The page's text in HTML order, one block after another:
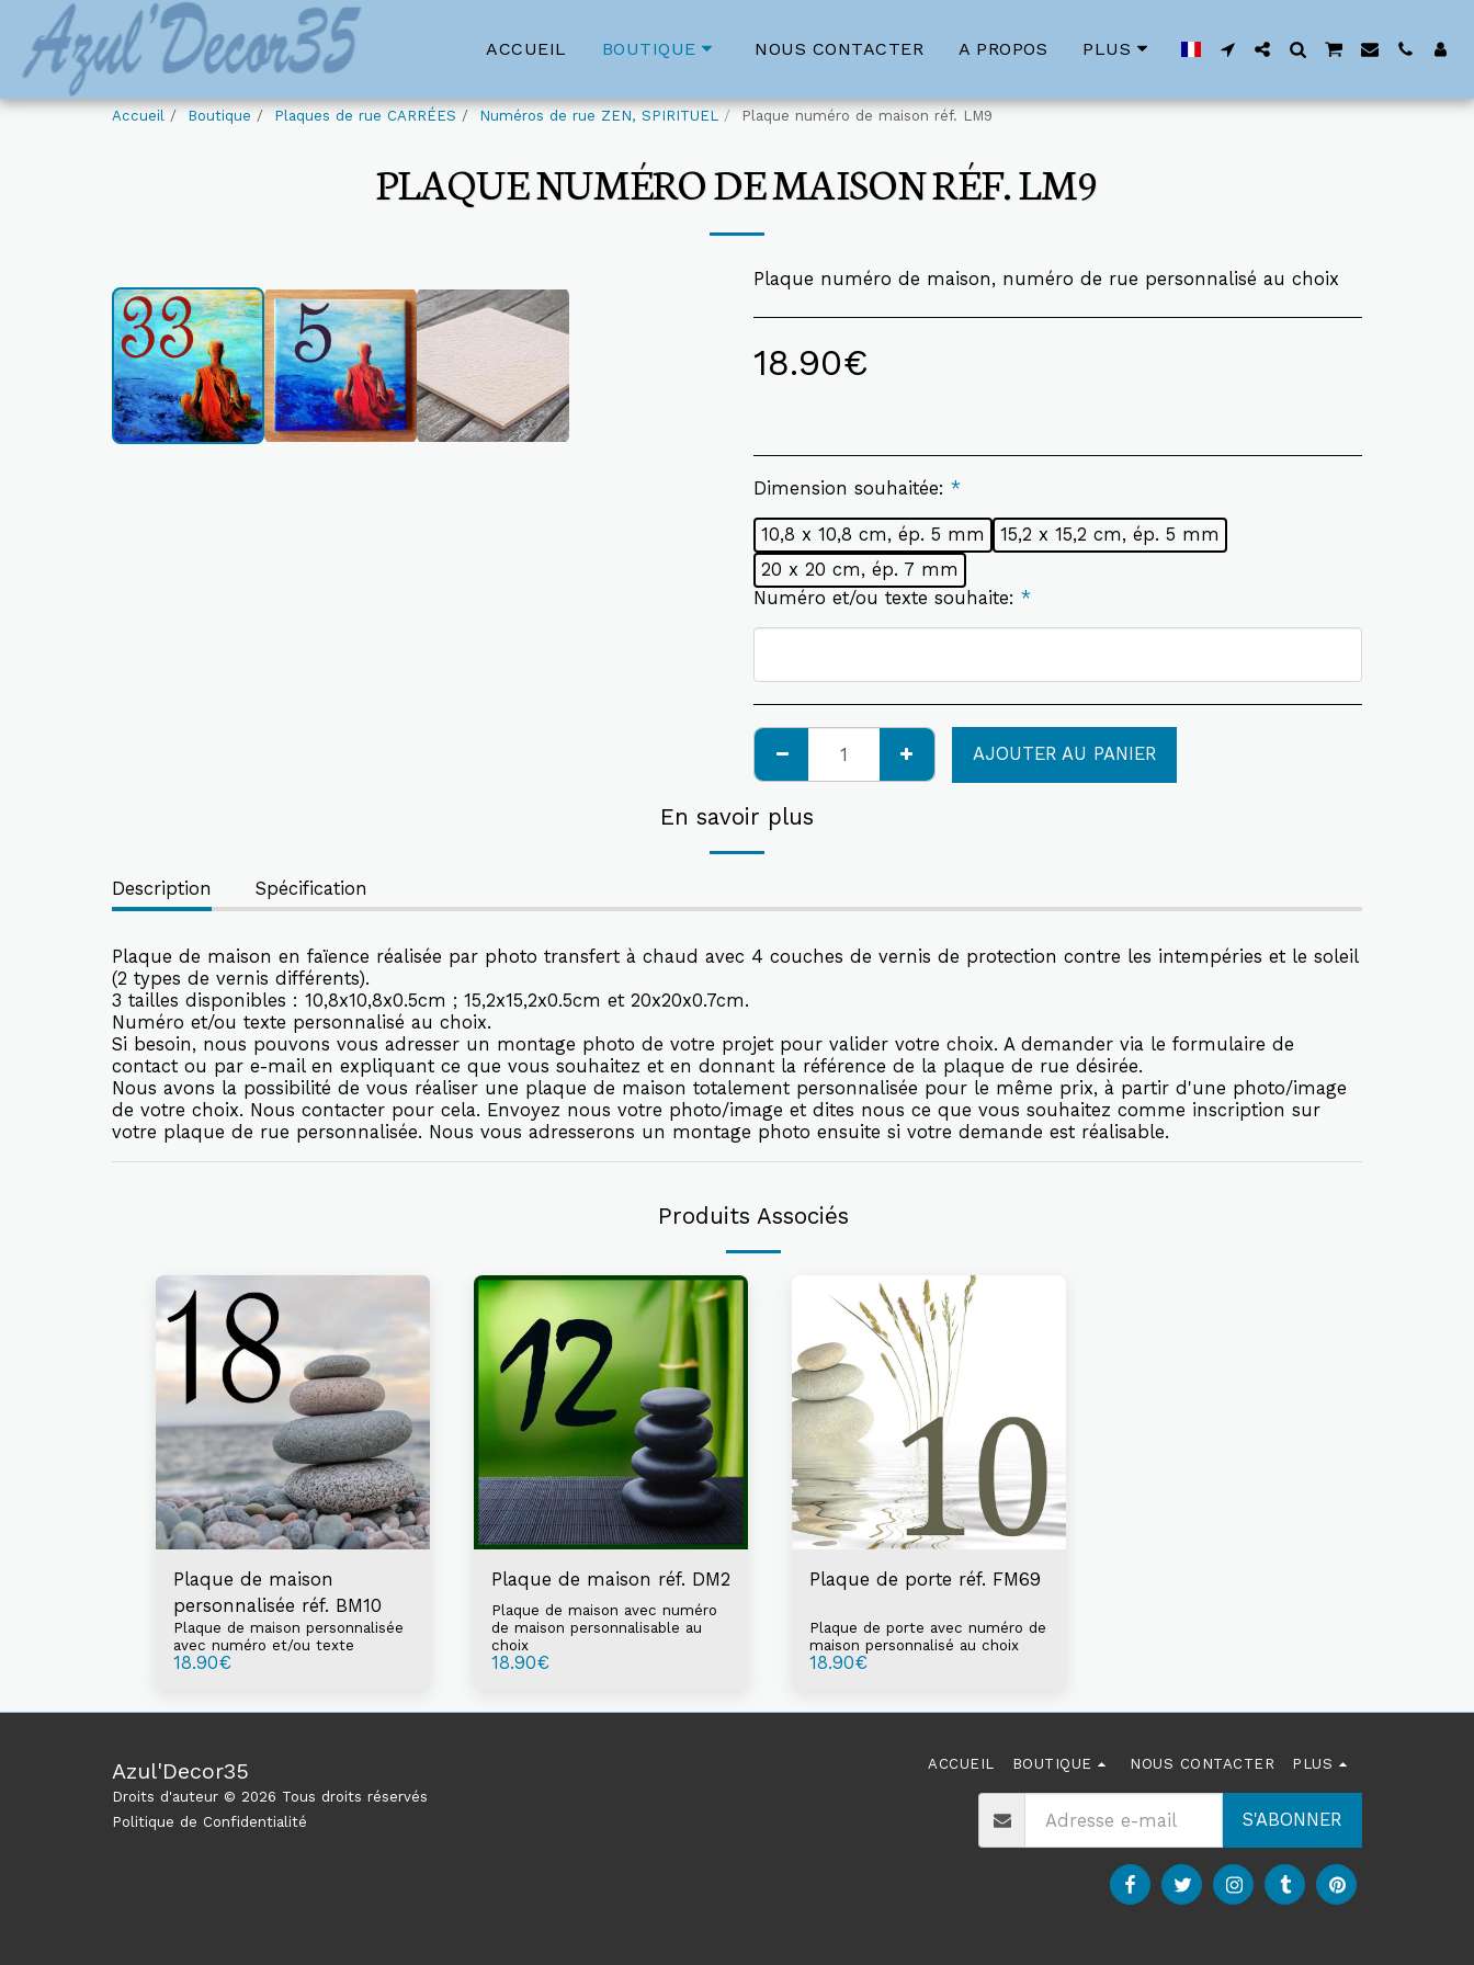
ACCUEIL BOUTIQUE NOUS CONTACTER A PROPOS PLUS
Accueil Boutique Plaques de rue CARRÉES Numéros de rue ZEN, SPIRITUEL Plaque numéro de maison réf. LM9
PLAQUE NUMÉRO DE MAISON RÉF. LM9
Plaque numéro de maison, numéro de rue personnalisé au choix
18.90€
Dimension souhaitée: *
10,8 x 10,8 cm, ép. 5 mm
15,2 x 15,2 cm, ép. 5 mm
20 x 20 cm, ép. 7 mm
Numéro et/ou texte souhaite: *
AJOUTER AU PANIER
En savoir plus
Description Spécification
Plaque de maison en faïence réalisée par photo transfert à chaud avec 4 couches de vernis de protection contre les intempéries et le soleil
(2 types de vernis différents).
3 tailles disponibles : 10,8x10,8x0.5cm ; 15,2x15,2x0.5cm et 20x20x0.7cm.
Numéro et/ou texte personnalisé au choix.
Si besoin, nous pouvons vous adresser un montage photo de votre projet pour valider votre choix. A demander via le formulaire de
contact ou par e-mail en expliquant ce que vous souhaitez et en donnant la référence de la plaque de rue désirée.
Nous avons la possibilité de vous réaliser une plaque de maison totalement personnalisée pour le même prix, à partir d'une photo/image
de votre choix. Nous contacter pour cela. Envoyez nous votre photo/image et dites nous ce que vous souhaitez comme inscription sur
votre plaque de rue personnalisée. Nous vous adresserons un montage photo ensuite si votre demande est réalisable.
Produits Associés
Plaque de maison
personnalisée réf. BM10
Plaque de maison personnalisée
avec numéro et/ou texte
18.90€
Plaque de maison réf. DM2
Plaque de maison avec numéro
de maison personnalisable au
choix
18.90€
Plaque de porte réf. FM69
Plaque de porte avec numéro de
maison personnalisé au choix
18.90€
Azul'Decor35
Droits d'auteur © 2026 Tous droits réservés
Politique de Confidentialité
ACCUEIL BOUTIQUE NOUS CONTACTER PLUS
S'ABONNER